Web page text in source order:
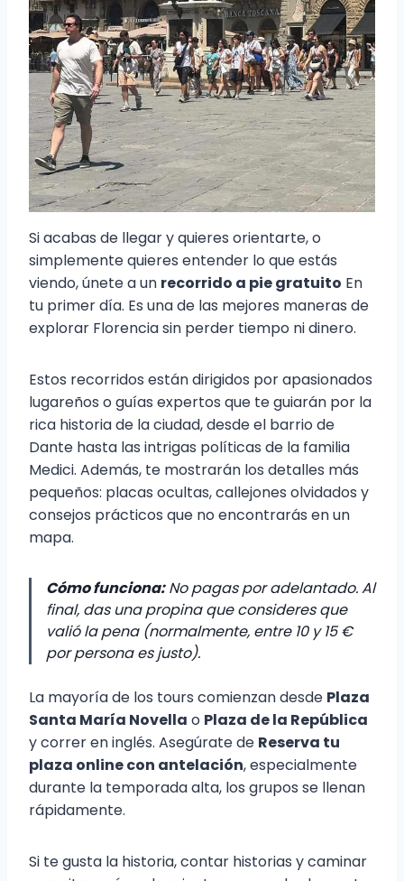
Si acabas de llegar y quieres orientarte, o
simplemente quieres entender lo que estás
viendo, únete a un recorrido a pie gratuito En
tu primer día. Es una de las mejores maneras de
explorar Florencia sin perder tiempo ni dinero.
Estos recorridos están dirigidos por apasionados
lugareños o guías expertos que te guiarán por la
rica historia de la ciudad, desde el barrio de
Dante hasta las intrigas políticas de la familia
Medici. Además, te mostrarán los detalles más
pequeños: placas ocultas, callejones olvidados y
consejos prácticos que no encontrarás en un
mapa.
Cómo funciona:No pagas por adelantado. Al
final, das una propina que consideres que
valió la pena (normalmente, entre 10 y 15 €
por persona es justo).
La mayoría de los tours comienzan desde Plaza
Santa María Novella o Plaza de la República
y correr en inglés. Asegúrate de Reserva tu
plaza online con antelación, especialmente
durante la temporada alta, los grupos se llenan
rápidamente.
Si te gusta la historia, contar historias y caminar